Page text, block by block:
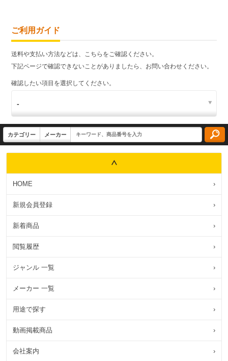
ご利用ガイド
送料や支払い方法などは、こちらをご確認ください。
下記ページで確認できないことがありましたら、お問い合わせください。
確認したい項目を選択してください。
HOME ›
新規会員登録 ›
新着商品 ›
閲覧履歴 ›
ジャンル 一覧 ›
メーカー 一覧 ›
用途で探す ›
動画掲載商品 ›
会社案内 ›